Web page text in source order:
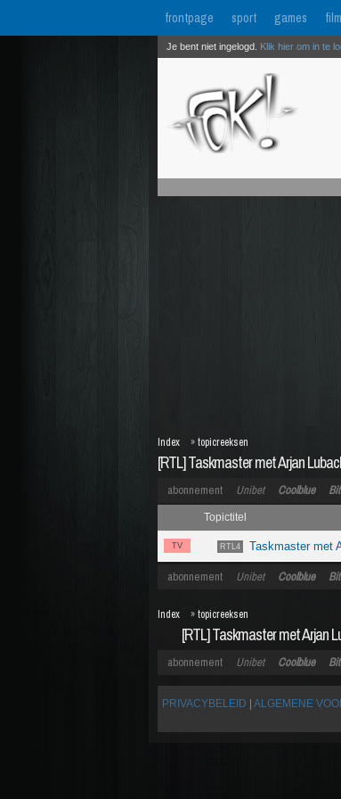
frontpage sport games
Je bent niet ingelogd. Klik hier om in te
[RTL] Taskmaster met Arjan
Index »topicreeksen
abonnement Unibet Coolblue
Topictitel
TV RTL4 Taskmaster met
abonnement Unibet Coolblue
[RTL] Taskmaster met Arjan
Index »topicreeksen
abonnement Unibet Coolblue
PRIVACYBELEID ALGEMENE